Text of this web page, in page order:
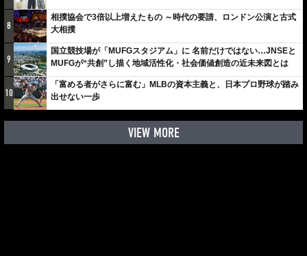
しみでしかないでしょ。川崎は、ずっと成長曲線だから」
8
相撲協会で3倍以上増えたもの ～時代の要請、ロンドン公演と古式
大相撲
9
国立競技場が「MUFGスタジアム」に 名前だけではない…JNSEと
MUFGが“共創”し描く地域活性化・社会価値創造の近未来図とは
10
「富める者がさらに富む」MLBの資本主義と、日本プロ野球が踏み
出せない一歩
VIEW MORE